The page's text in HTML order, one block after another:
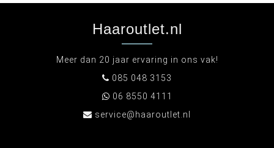
Haaroutlet.nl
Meer dan 20 jaar ervaring in ons vak!
085 048 3153
06 8550 4111
service@haaroutlet.nl